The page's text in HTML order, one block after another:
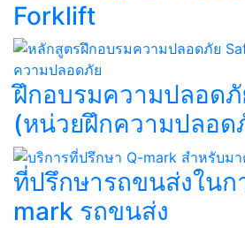
Forklift​
ฝึกอบรมความปลอด
(หน่วยฝึกความปลอด
ที่ปรึกษารถขนส่งในก
mark รถขนส่ง​​